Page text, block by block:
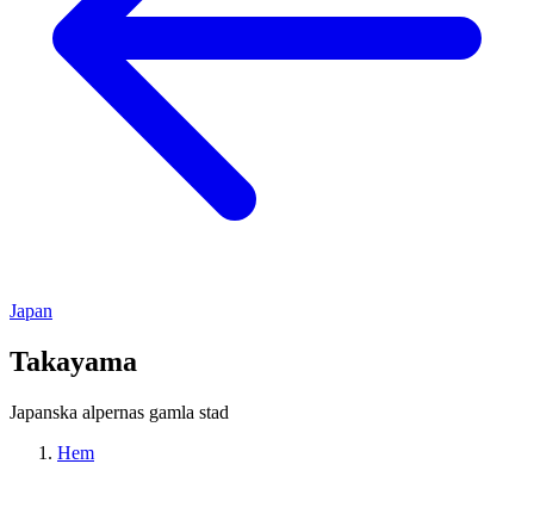
Japan
Takayama
Japanska alpernas gamla stad
Hem